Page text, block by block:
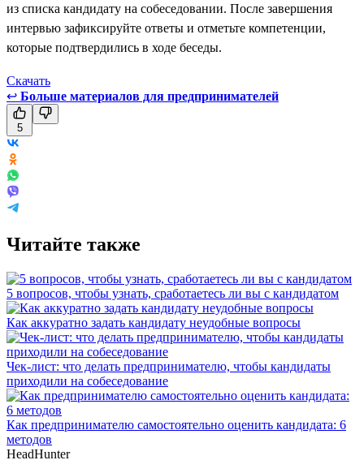
из списка кандидату на собеседовании. После завершения
интервью зафиксируйте ответы и отметьте компетенции,
которые подтвердились в ходе беседы.
Скачать
↩ Больше материалов для предпринимателей
5
Читайте также
5 вопросов, чтобы узнать, сработаетесь ли вы с кандидатом
Как аккуратно задать кандидату неудобные вопросы
Чек-лист: что делать предпринимателю, чтобы кандидаты
приходили на собеседование
Как предпринимателю самостоятельно оценить кандидата: 6
методов
HeadHunter